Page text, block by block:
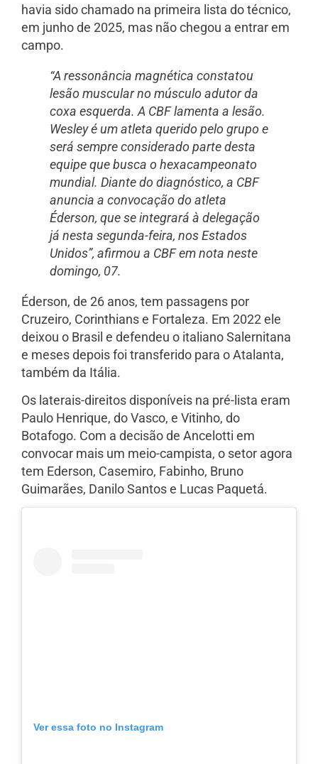
havia sido chamado na primeira lista do técnico,
em junho de 2025, mas não chegou a entrar em
campo.
“A ressonância magnética constatou
lesão muscular no músculo adutor da
coxa esquerda. A CBF lamenta a lesão.
Wesley é um atleta querido pelo grupo e
será sempre considerado parte desta
equipe que busca o hexacampeonato
mundial. Diante do diagnóstico, a CBF
anuncia a convocação do atleta
Éderson, que se integrará à delegação
já nesta segunda-feira, nos Estados
Unidos”, afirmou a CBF em nota neste
domingo, 07.
Éderson, de 26 anos, tem passagens por
Cruzeiro, Corinthians e Fortaleza. Em 2022 ele
deixou o Brasil e defendeu o italiano Salernitana
e meses depois foi transferido para o Atalanta,
também da Itália.
Os laterais-direitos disponíveis na pré-lista eram
Paulo Henrique, do Vasco, e Vitinho, do
Botafogo. Com a decisão de Ancelotti em
convocar mais um meio-campista, o setor agora
tem Ederson, Casemiro, Fabinho, Bruno
Guimarães, Danilo Santos e Lucas Paquetá.
Ver essa foto no Instagram